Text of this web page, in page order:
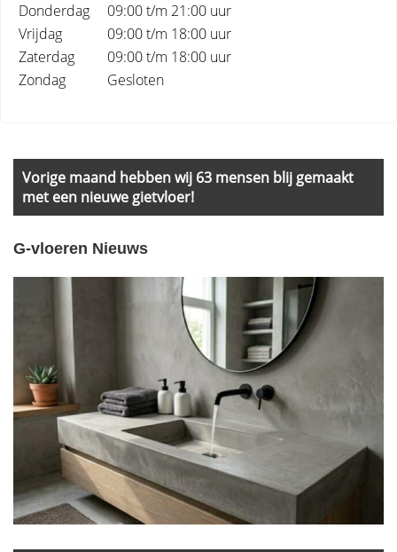
Donderdag
09:00 t/m 21:00 uur
Vrijdag
09:00 t/m 18:00 uur
Zaterdag
09:00 t/m 18:00 uur
Zondag
Gesloten
Vorige maand hebben wij 63 mensen blij gemaakt
met een nieuwe gietvloer!
G-vloeren Nieuws